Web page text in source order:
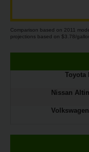
Comparison based on 2011
projections based on $3.78/
Toyota
Nissan